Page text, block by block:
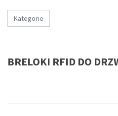
Kategorie
BRELOKI RFID DO